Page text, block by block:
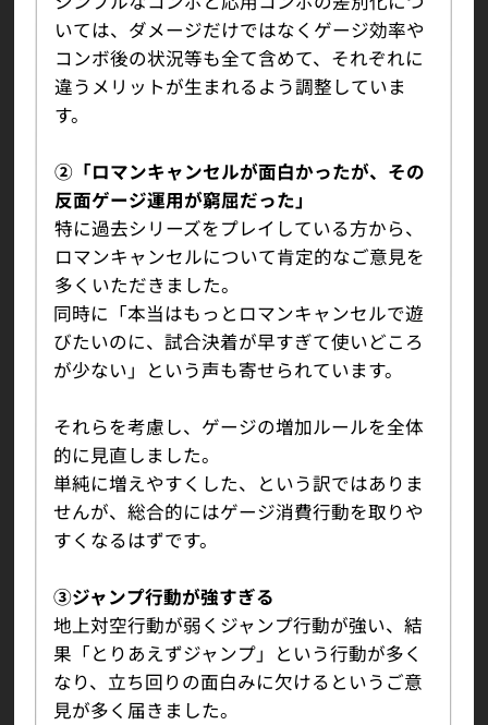
いては、ダメージだけではなくゲージ効率や
コンボ後の状況等も全て含めて、それぞれに
違うメリットが生まれるよう調整していま
す。
②「ロマンキャンセルが面白かったが、その
反面ゲージ運用が窮屈だった」
特に過去シリーズをプレイしている方から、
ロマンキャンセルについて肯定的なご意見を
多くいただきました。
同時に「本当はもっとロマンキャンセルで遊
びたいのに、試合決着が早すぎて使いどころ
が少ない」という声も寄せられています。
それらを考慮し、ゲージの増加ルールを全体
的に見直しました。
単純に増えやすくした、という訳ではありま
せんが、総合的にはゲージ消費行動を取りや
すくなるはずです。
③ジャンプ行動が強すぎる
地上対空行動が弱くジャンプ行動が強い、結
果「とりあえずジャンプ」という行動が多く
なり、立ち回りの面白みに欠けるというご意
見が多く届きました。